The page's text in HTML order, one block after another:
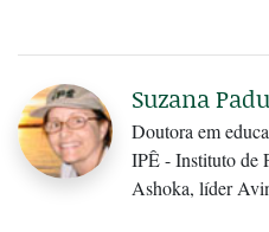
Suzana
Doutora em
IPÊ - Instituto de
Ashoka, líder